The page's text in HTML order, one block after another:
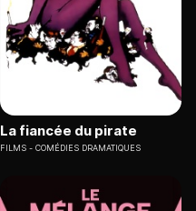
La fiancée du pirate
FILMS COMÉDIES DRAMATIQUES